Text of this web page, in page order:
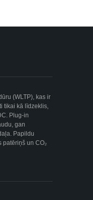
(WLTP), kas ir
tikai kā līdzeklis,
Plug-in
gan
Papildu
un CO₂